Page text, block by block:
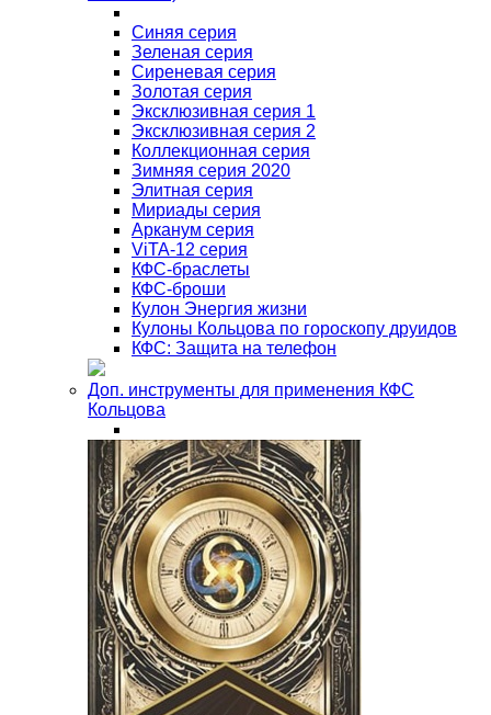
Синяя серия
Зеленая серия
Сиреневая серия
Золотая серия
Эксклюзивная серия 1
Эксклюзивная серия 2
Коллекционная серия
Зимняя серия 2020
Элитная серия
Мириады серия
Арканум серия
ViTA-12 серия
КФС-браслеты
КФС-броши
Кулон Энергия жизни
Кулоны Кольцова по гороскопу друидов
КФС: Защита на телефон
Доп. инструменты для применения КФС
Кольцова